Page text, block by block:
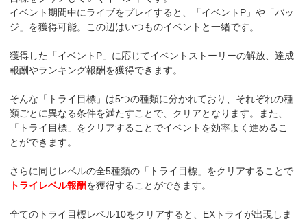
イベント期間中にライブをプレイすると、「イベントP」や「バッ
ジ」を獲得可能。この辺はいつものイベントと一緒です。
獲得した「イベントP」に応じてイベントストーリーの解放、達成
報酬やランキング報酬を獲得できます。
そんな「トライ目標」は5つの種類に分かれており、それぞれの種
類ごとに異なる条件を満たすことで、クリアとなります。また、
「トライ目標」をクリアすることでイベントを効率よく進めるこ
とができます。
さらに同じレベルの全5種類の「トライ目標」をクリアすることで
トライレベル報酬を獲得することができます。
全てのトライ目標レベル10をクリアすると、EXトライが出現しま